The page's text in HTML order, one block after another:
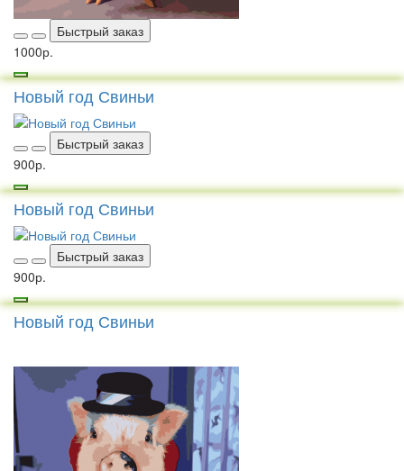
Быстрый заказ
1000р.
Новый год Свиньи
Быстрый заказ
900р.
Новый год Свиньи
Быстрый заказ
900р.
Новый год Свиньи